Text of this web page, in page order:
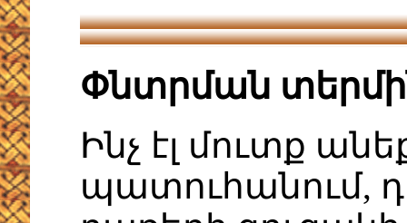
Փնտրման
Ինչ էլ մուտք
պատուհանում,